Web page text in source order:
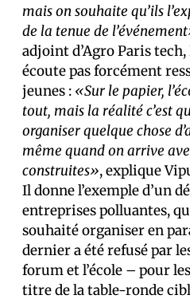
mais on souhaite qu’ils
de la tenue de
adjoint d’Agro Paris
écoute pas forcément
jeunes : «Sur le papier,
tout, mais la réalité c’est
organiser quelque chose
même quand on arrive
construites», explique
Il donne l’exemple d’un
entreprises polluantes,
souhaité organiser en
dernier a été refusé par
forum et l’école – pour
titre de la table-ronde